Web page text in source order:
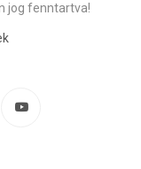
jog fenntartva!